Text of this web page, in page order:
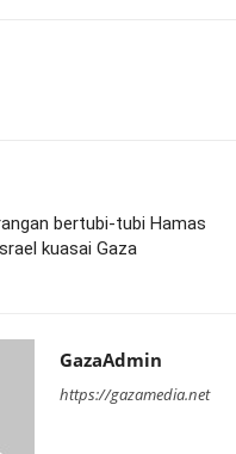
bertubi-tubi Hamas
kuasai Gaza
GazaAdmin
https://gazamedia.net